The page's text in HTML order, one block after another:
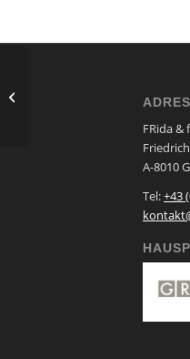
FRida &
A-8010
Tel:+43